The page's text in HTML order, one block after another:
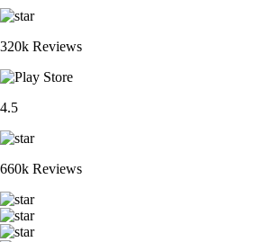
320k Reviews
4.5
660k Reviews